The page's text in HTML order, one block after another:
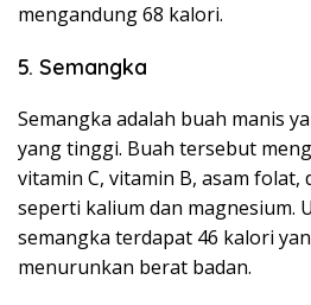
mengandung 68 kalori.
5. Semangka
Semangka adalah buah manis
yang tinggi. Buah tersebut
vitamin C, vitamin B, asam folat,
seperti kalium dan magnesium.
semangka terdapat 46 kalori
menurunkan berat badan.